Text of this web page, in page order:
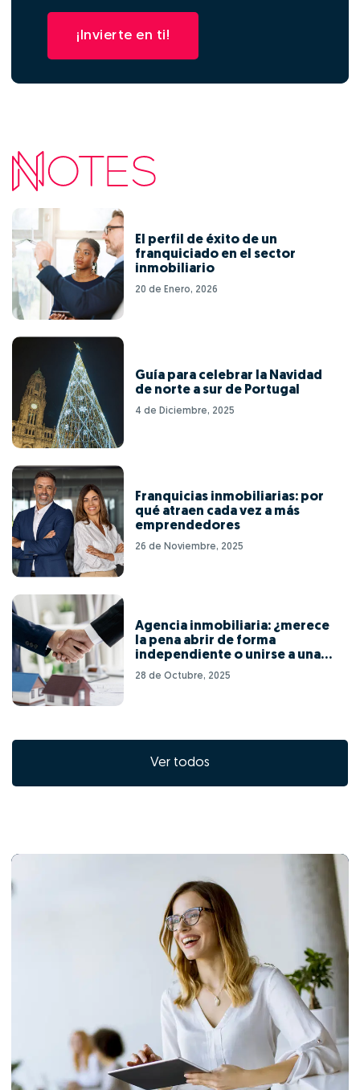
¡Invierte en ti!
El perfil de éxito de un
franquiciado en el sector
inmobiliario
20 de Enero, 2026
Guía para celebrar la Navidad
de norte a sur de Portugal
4 de Diciembre, 2025
Franquicias inmobiliarias: por
qué atraen cada vez a más
emprendedores
26 de Noviembre, 2025
Agencia inmobiliaria: ¿merece
la pena abrir de forma
independiente o unirse a una
red de franquicias?
28 de Octubre, 2025
Ver todos